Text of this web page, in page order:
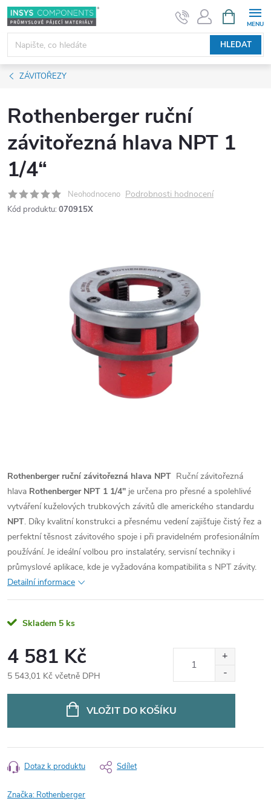
Přejít
na
obsah
HLEDAT
NÁKUPNÍ
KOŠÍK
ZÁVITOŘEZY
Rothenberger ruční
závitořezná hlava NPT 1
1/4“
Neohodnoceno Podrobnosti hodnocení
Kód produktu: 070915X
Rothenberger ruční závitořezná hlava NPT Ruční závitořezná
hlava Rothenberger NPT 1 1/4" je určena pro přesné a spolehlivé
vytváření kuželových trubkových závitů dle amerického standardu
NPT. Díky kvalitní konstrukci a přesnému vedení zajišťuje čistý řez a
perfektní těsnost závitového spoje i při pravidelném profesionálním
používání. Je ideální volbou pro instalatéry, servisní techniky i
průmyslové aplikace, kde je vyžadována kompatibilita s NPT závity.
Detailní informace
Skladem 5 ks
4 581 Kč
5 543,01 Kč včetně DPH
VLOŽIT DO KOŠÍKU
Dotaz k produktu Sdílet
Značka: Rothenberger